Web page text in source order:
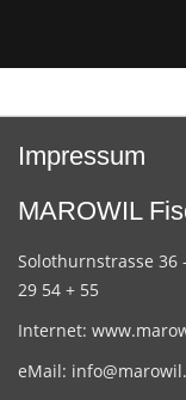
Impressum
MAROWIL
Solothurnstrasse 36
29 54 + 55
Internet:
eMail: